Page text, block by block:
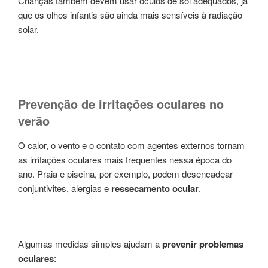
que os olhos infantis são ainda mais sensíveis à radiação
solar.
Prevenção de irritações oculares no
verão
O calor, o vento e o contato com agentes externos tornam
as irritações oculares mais frequentes nessa época do
ano. Praia e piscina, por exemplo, podem desencadear
conjuntivites, alergias e ressecamento ocular.
Algumas medidas simples ajudam aprevenir problemas
oculares: